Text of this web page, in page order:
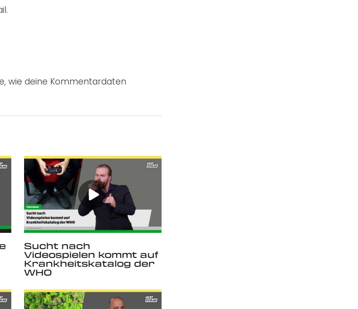
wie deine Kommentardaten
Sucht nach
Videospielen kommt auf
Krankheitskatalog der
WHO